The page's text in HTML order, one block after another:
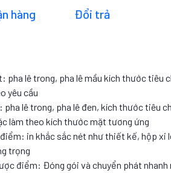
hàng Đổi trả
pha lê trong, pha lê mầu kích thước tiêu
yêu cầu
pha lê trong, pha lê đen, kích thước tiêu
làm theo kích thước mặt tương ứng
in khắc sắc nét như thiết kế, hộp xi
trọng
điểm: Đóng gói và chuyển phát nhanh